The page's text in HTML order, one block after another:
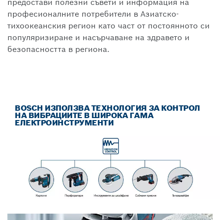
предостави полезни съвети и информация на
професионалните потребители в Азиатско-
тихоокеанския регион като част от постоянното си
популяризиране и насърчаване на здравето и
безопасността в региона.
BOSCH ИЗПОЛЗВА ТЕХНОЛОГИЯ ЗА КОНТРОЛ
НА ВИБРАЦИИТЕ В ШИРОКА ГАМА
ЕЛЕКТРОИНСТРУМЕНТИ